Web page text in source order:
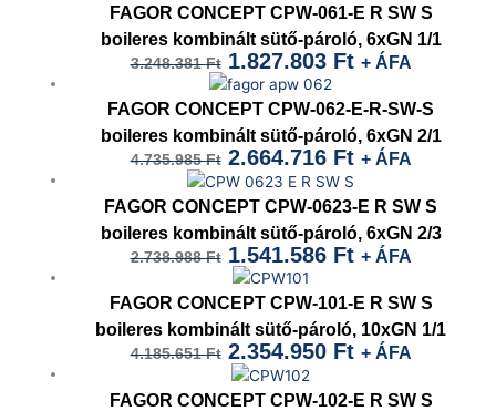
FAGOR CONCEPT CPW-061-E R SW S
boileres kombinált sütő-pároló, 6xGN 1/1
3.248.381Ft
price
was:
3.248.381 Ft.
1.827.803 Ft
price
is:
1.827.803 Ft.
+ ÁFA
FAGOR CONCEPT CPW-062-E-R-SW-S
boileres kombinált sütő-pároló, 6xGN 2/1
4.735.985Ft
Original
price
was:
4.735.985 Ft.
2.664.716 Ft
price
is:
2.664.716 Ft.
+ ÁFA
FAGOR CONCEPT CPW-0623-E R SW S
boileres kombinált sütő-pároló, 6xGN 2/3
2.738.988Ft
Original
price
was:
2.738.988 Ft.
1.541.586 Ft
Current
price
is:
1.541.586 Ft.
+ ÁFA
FAGOR CONCEPT CPW-101-E R SW S
boileres kombinált sütő-pároló, 10xGN 1/1
4.185.651Ft
Original
price
was:
4.185.651 Ft.
2.354.950 Ft
price
is:
2.354.950 Ft.
+ ÁFA
FAGOR CONCEPT CPW-102-E R SW S
Original
price
price